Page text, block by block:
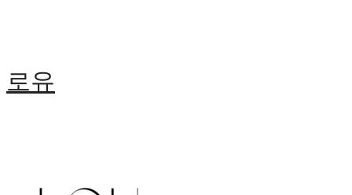
로유